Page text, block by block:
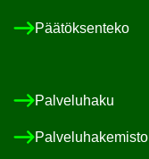
Pää­tök­sen­te­ko
Pal­ve­lu­ha­ku
Pal­ve­lu­ha­ke­mis­to